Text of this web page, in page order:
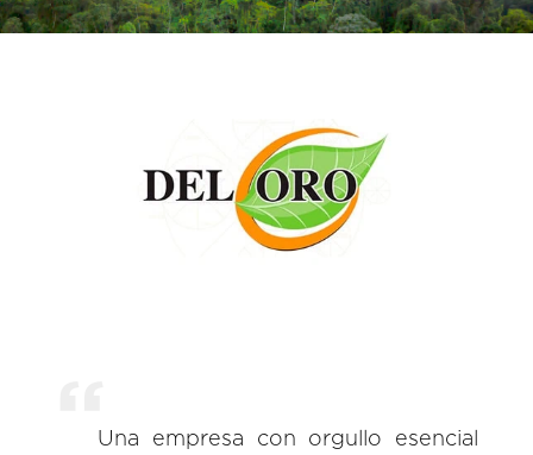
Una empresa con orgullo esencial